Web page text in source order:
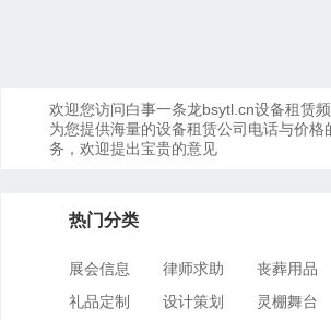
欢迎您访问白事一条龙bsytl.cn设备租赁
为您提供海量的设备租赁公司电话与价格
务，欢迎提出宝贵的意见
热门分类
展会信息 律师求助 丧葬用品
礼品定制
设计策划 灵棚舞台